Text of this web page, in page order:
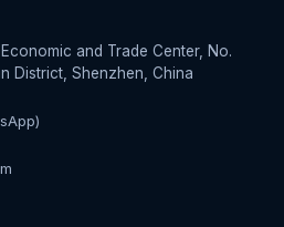
and Trade Center, No.
District, Shenzhen, China